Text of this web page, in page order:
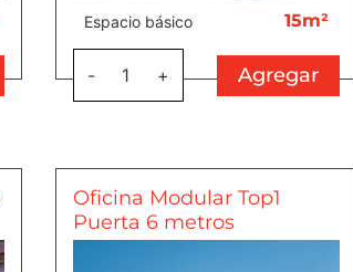
Espacio básico 15m²
- 1 + Agregar
Oficina Modular Top1
Puerta 6 metros